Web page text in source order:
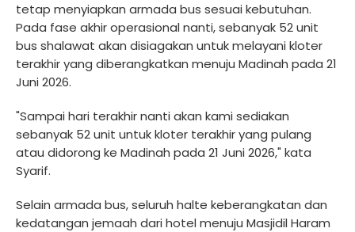
tetap menyiapkan armada bus sesuai kebutuhan.
Pada fase akhir operasional nanti, sebanyak 52 unit
bus shalawat akan disiagakan untuk melayani kloter
terakhir yang diberangkatkan menuju Madinah pada 21
Juni 2026.
"Sampai hari terakhir nanti akan kami sediakan
sebanyak 52 unit untuk kloter terakhir yang pulang
atau didorong ke Madinah pada 21 Juni 2026," kata
Syarif.
Selain armada bus, seluruh halte keberangkatan dan
kedatangan jemaah dari hotel menuju Masjidil Haram